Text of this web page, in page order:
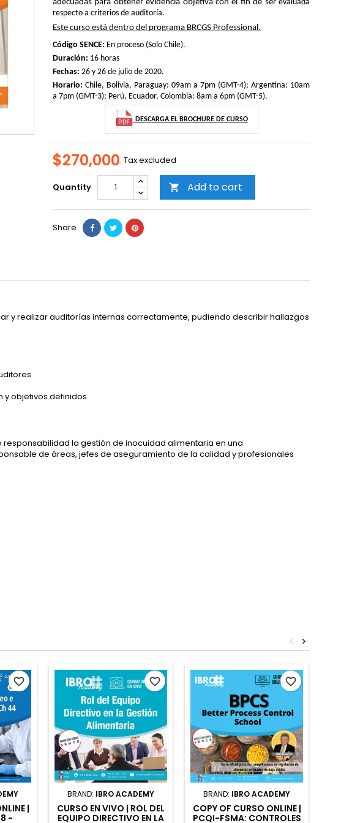
adecuadas para obtener evidencia objetiva con el fin de ser evaluada
respecto a criterios de auditoría.
Este curso está dentro del programa BRCGS Professional.
Código SENCE: En proceso (Solo Chile).
Duración: 16 horas
Fechas: 26 y 26 de julio de 2020.
Horario: Chile, Bolivia, Paraguay: 09am a 7pm (GMT-4); Argentina: 10am
a 7pm (GMT-3); Perú, Ecuador, Colombia: 8am a 6pm (GMT-5).
DESCARGA EL BROCHURE DE CURSO
$270,000 Tax excluded
Quantity  Add to cart
Share
y realizar auditorías internas correctamente, pudiendo describir hallazgos
y objetivos definidos.
la gestión de inocuidad alimentaria en una
de áreas, jefes de aseguramiento de la calidad y profesionales
>
<
|
-
favorite_border
BRAND: IBRO ACADEMY
CURSO EN VIVO | ROL DEL
EQUIPO DIRECTIVO EN LA
favorite_border
BRAND: IBRO ACADEMY
COPY OF CURSO ONLINE |
PCQI-FSMA: CONTROLES
favorite_border